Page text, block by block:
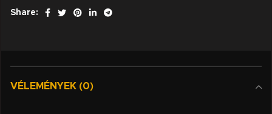
Share:
VÉLEMÉNYEK (0)